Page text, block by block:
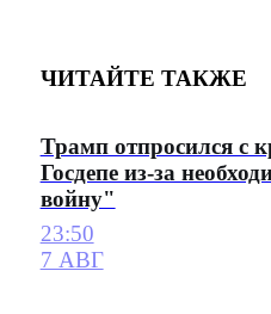
ЧИТАЙТЕ ТАКЖЕ
Трамп отпросился с
Госдепе из-за
войну"
23:50
7 АВГ